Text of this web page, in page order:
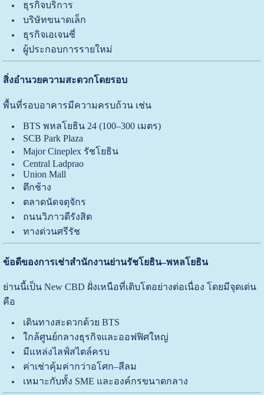
ธุรกิจบริการ
บริษัทขนาดเล็ก
ธุรกิจเอเจนซี่
ผู้ประกอบการรายใหม่
สิ่งอำนวยความสะดวกโดยรอบ
พื้นที่รอบอาคารมีความครบถ้วน เช่น
BTS พหลโยธิน 24 (100–300 เมตร)
SCB Park Plaza
Major Cineplex รัชโยธิน
Central Ladprao
Union Mall
ตึกช้าง
ตลาดนัดจตุจักร
ถนนวิภาวดีรังสิต
ทางด่วนศรีรัช
ข้อดีของการเช่าสำนักงานย่านรัชโยธิน–พหลโยธิน
ย่านนี้เป็น New CBD ฝั่งเหนือที่เติบโตอย่างต่อเนื่อง โดยมีจุดเด่น
คือ
เดินทางสะดวกด้วย BTS
ใกล้ศูนย์กลางธุรกิจและออฟฟิศใหญ่
มีแหล่งไลฟ์สไตล์ครบ
ค่าเช่าคุ้มค่ากว่าอโศก–สีลม
เหมาะกับทั้ง SME และองค์กรขนาดกลาง